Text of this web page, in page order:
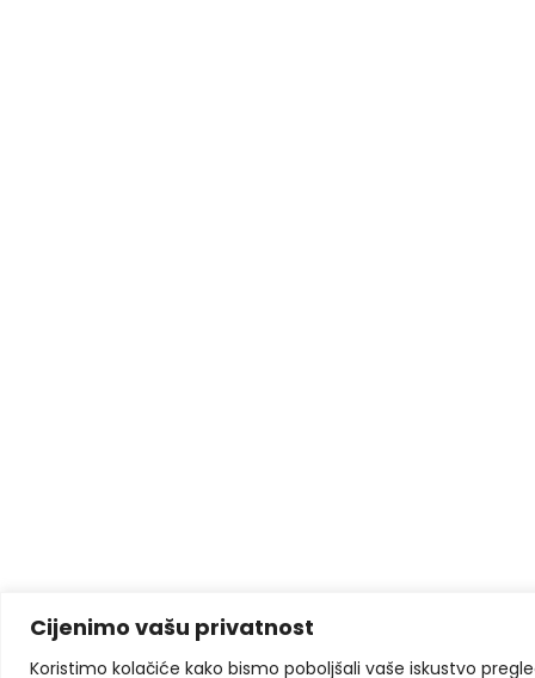
Cijenimo vašu privatnost
Koristimo kolačiće kako bismo poboljšali vaše iskustvo